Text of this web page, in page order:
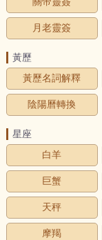
月老靈簽
黃歷
黃歷名詞解釋
陰陽曆轉換
星座
白羊
巨蟹
天秤
摩羯